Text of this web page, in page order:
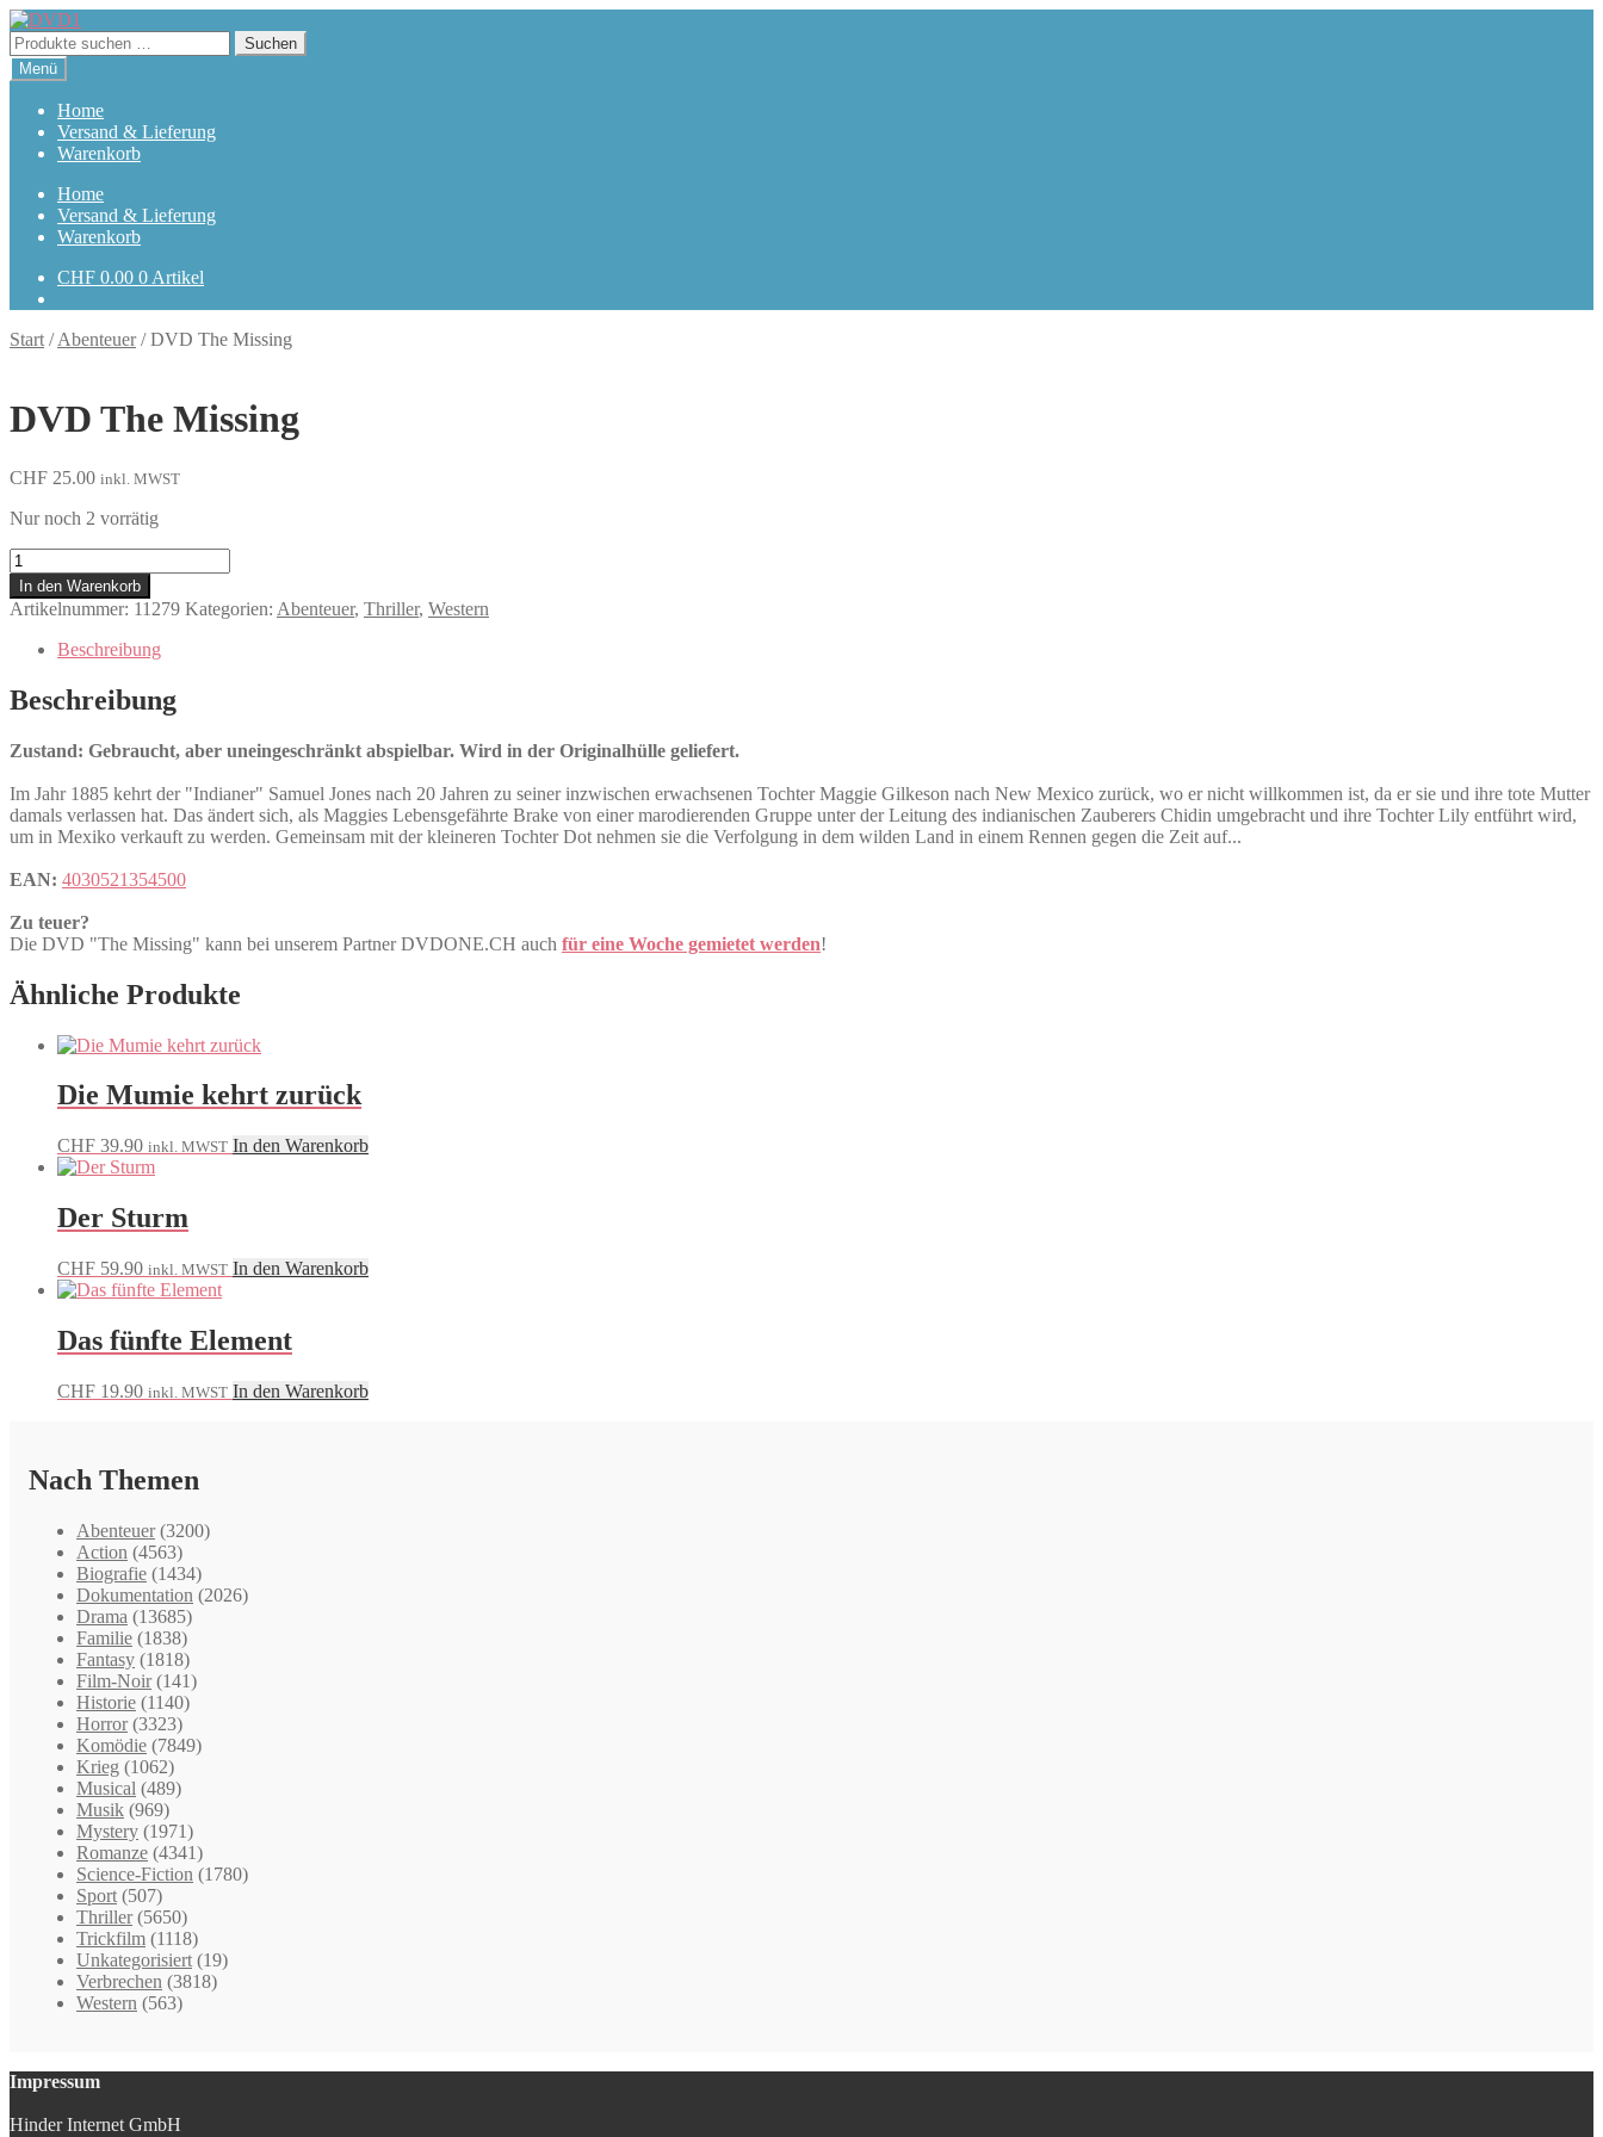
Zur
Navigation
springen
Zum
Inhalt
springen
Suchen
nach:
Suchen
Menü
Home
Versand & Lieferung
Warenkorb
Home
Versand & Lieferung
Warenkorb
CHF 0.00 0 Artikel
Start /Abenteuer/DVD The Missing
DVD The Missing
CHF 25.00 inkl. MWST
Nur noch 2 vorrätig
The
Missing
Menge
In den Warenkorb
Artikelnummer: 11279 Kategorien: Abenteuer, Thriller, Western
Beschreibung
Beschreibung
Zustand: Gebraucht, aber uneingeschränkt abspielbar. Wird in der Originalhülle geliefert.
Im Jahr 1885 kehrt der "Indianer" Samuel Jones nach 20 Jahren zu seiner inzwischen erwachsenen Tochter Maggie Gilkeson nach New Mexico zurück, wo er nicht willkommen ist, da er sie und ihre tote Mutter
damals verlassen hat. Das ändert sich, als Maggies Lebensgefährte Brake von einer marodierenden Gruppe unter der Leitung des indianischen Zauberers Chidin umgebracht und ihre Tochter Lily entführt wird,
um in Mexiko verkauft zu werden. Gemeinsam mit der kleineren Tochter Dot nehmen sie die Verfolgung in dem wilden Land in einem Rennen gegen die Zeit auf...
EAN: 4030521354500
Zu teuer?
Die DVD "The Missing" kann bei unserem Partner DVDONE.CH auch für eine Woche gemietet werden!
Ähnliche Produkte
Die Mumie kehrt zurück
CHF 39.90 inkl. MWST In den Warenkorb
Der Sturm
CHF 59.90 inkl. MWST In den Warenkorb
Das fünfte Element
CHF 19.90 inkl. MWST In den Warenkorb
Nach Themen
Abenteuer (3200)
Action (4563)
Biografie (1434)
Dokumentation (2026)
Drama (13685)
Familie (1838)
Fantasy (1818)
Film-Noir (141)
Historie (1140)
Horror (3323)
Komödie (7849)
Krieg (1062)
Musical (489)
Musik (969)
Mystery (1971)
Romanze (4341)
Science-Fiction (1780)
Sport (507)
Thriller (5650)
Trickfilm (1118)
Unkategorisiert (19)
Verbrechen (3818)
Western (563)
Impressum
Hinder Internet GmbH